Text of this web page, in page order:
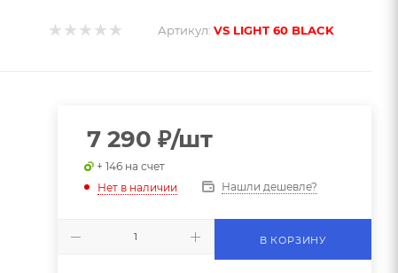
Артикул: VS LIGHT 60 BLACK
7 290 ₽/шт
+ 146 на счет
Нет в наличии
Нашли дешевле?
В КОРЗИНУ